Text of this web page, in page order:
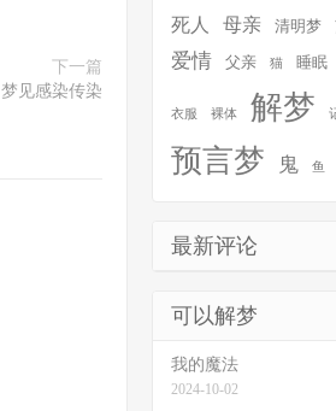
下一篇
梦见感染传染
死人 母亲 清明梦
爱情 父亲 猫 睡眠
衣服 裸体 解梦
预言梦 鬼 鱼
最新评论
可以解梦
我的魔法
2024-10-02